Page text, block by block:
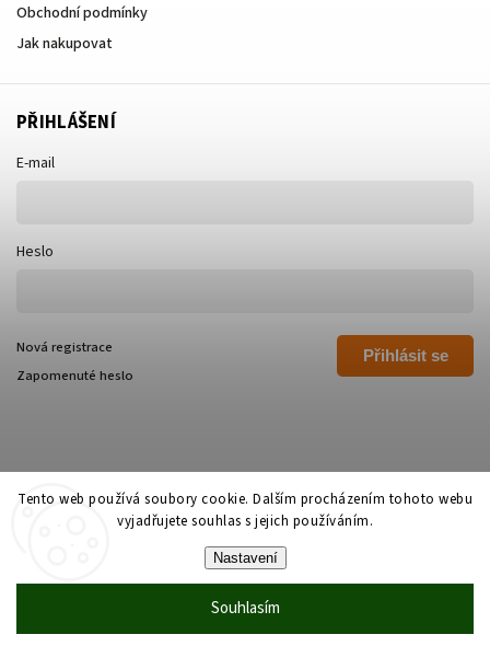
Tento web používá soubory cookie. Dalším procházením tohoto webu
vyjadřujete souhlas s jejich používáním.
Nastavení
Souhlasím
Obchodní podmínky
Jak nakupovat
PŘIHLÁŠENÍ
E-mail
Heslo
Přihlásit se
Nová registrace
Zapomenuté heslo
Vytvořil Shoptet
Copyright 2026 Polívka Libor - POLI . Všechna práva vyhrazena.
Grafický návrh vytvořil a nakódoval